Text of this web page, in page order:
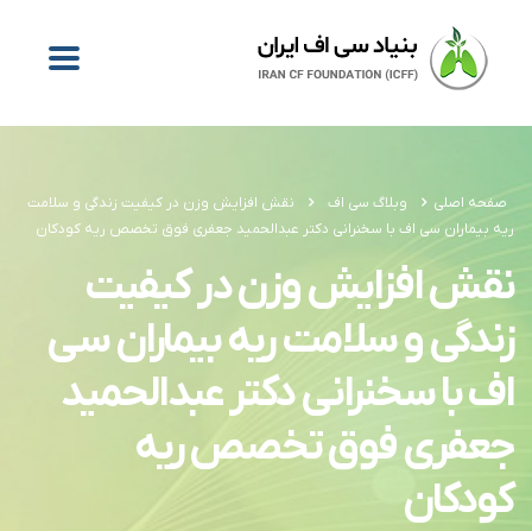
صفحه اصلی وبلاگ سی اف
نقش افزایش وزن در کیفیت زندگی و سلامت
ریه بیماران سی اف با سخنرانی دکتر عبدالحمید جعفری فوق تخصص ریه کودکان
نقش افزایش وزن در کیفیت
زندگی و سلامت ریه بیماران سی
اف با سخنرانی دکتر عبدالحمید
جعفری فوق تخصص ریه
کودکان